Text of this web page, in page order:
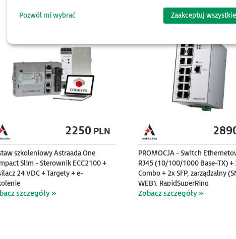
szkoleniowy Astraada One
Slim - Sterownik ECC2100 +
24 VDC + Targety + e-
2250 PLN
szczegóły »
PROMOCJA - Switch
RJ45 (10/100/1000 Base-TX) +
Combo + 2x SFP, zarządzalny
WEB), RapidSuperRing
Zobacz szczegóły »
Pozwól mi wybrać Zaakceptuj wszystkie